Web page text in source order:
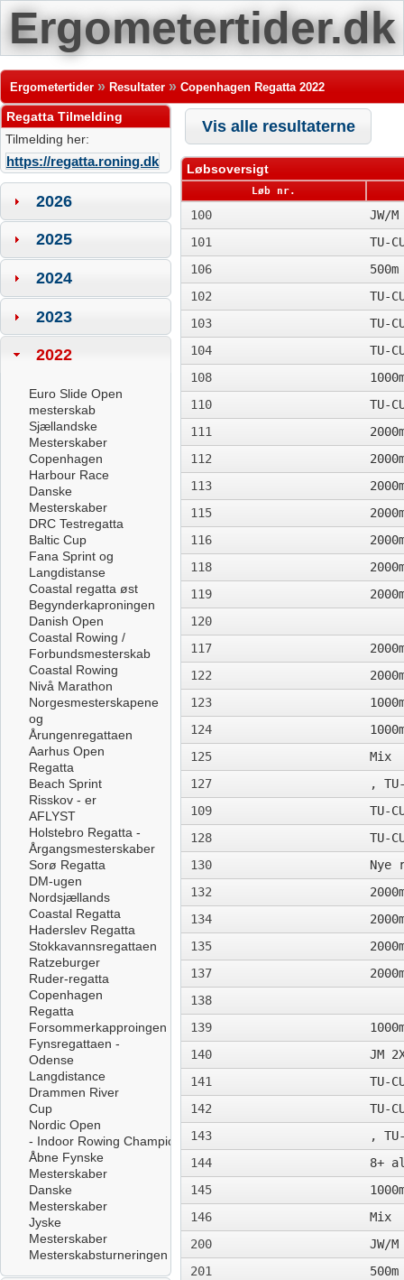
Ergometertider.dk
Ergometertider » Resultater » Copenhagen Regatta 2022
Regatta Tilmelding
Tilmelding her:
https://regatta.roning.dk
2026
2025
2024
2023
2022
Euro Slide Open
mesterskab
Sjællandske
Mesterskaber
Copenhagen
Harbour Race
Danske
Mesterskaber
DRC Testregatta
Baltic Cup
Fana Sprint og
Langdistanse
Coastal regatta øst
Begynderkaproningen
Danish Open
Coastal Rowing /
Forbundsmesterskab
Coastal Rowing
Nivå Marathon
Norgesmesterskapene
og
Årungenregattaen
Aarhus Open
Regatta
Beach Sprint
Risskov - er
AFLYST
Holstebro Regatta -
Årgangsmesterskaber
Sorø Regatta
DM-ugen
Nordsjællands
Coastal Regatta
Haderslev Regatta
Stokkavannsregattaen
Ratzeburger
Ruder-regatta
Copenhagen
Regatta
Forsommerkapproingen
Fynsregattaen -
Odense
Langdistance
Drammen River
Cup
Nordic Open
- Indoor Rowing Championships
Åbne Fynske
Mesterskaber
Danske
Mesterskaber
Jyske
Mesterskaber
Mesterskabsturneringen
Vis alle resultaterne
Løbsoversigt
Løb nr.
100
JW/
101
TU-
106
500m
102
TU-
103
TU-
104
TU-
108
110
TU-
111
112
113
115
116
118
119
120
117
122
123
124
125
Mix
127
, TU-
109
TU-
128
TU-
130
Nye
132
134
135
137
138
139
140
JM
141
TU-
142
TU-
143
, TU-
144
8+
145
146
Mix
200
JW/
201
500m